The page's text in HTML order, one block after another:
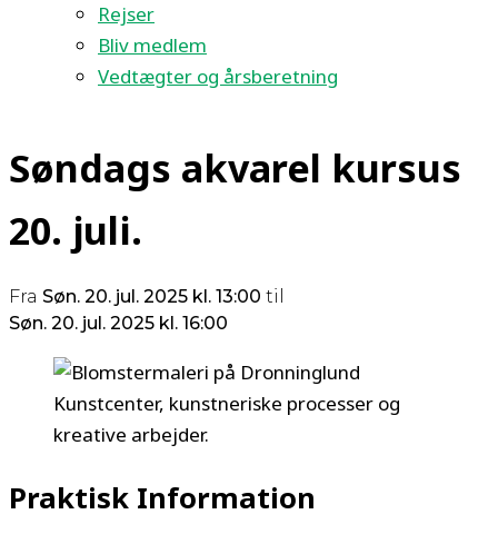
Rejser
Bliv medlem
Vedtægter og årsberetning
Søndags akvarel kursus
20. juli.
Fra Søn. 20. jul. 2025 kl. 13:00 til
Søn. 20. jul. 2025 kl. 16:00
Praktisk Information